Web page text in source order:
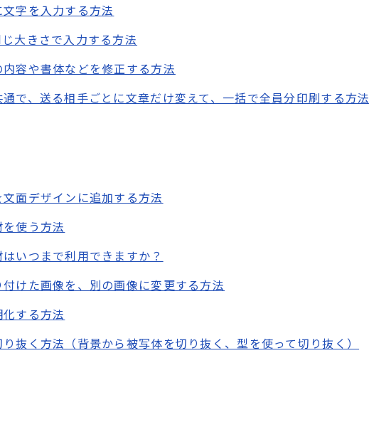
字を入力する方法
大きさで入力する方法
容や書体などを修正する方法
で、送る相手ごとに文章だけ変えて、一括で全員分印刷する方法
面デザインに追加する方法
使う方法
いつまで利用できますか？
けた画像を、別の画像に変更する方法
する方法
抜く方法（背景から被写体を切り抜く、型を使って切り抜く）